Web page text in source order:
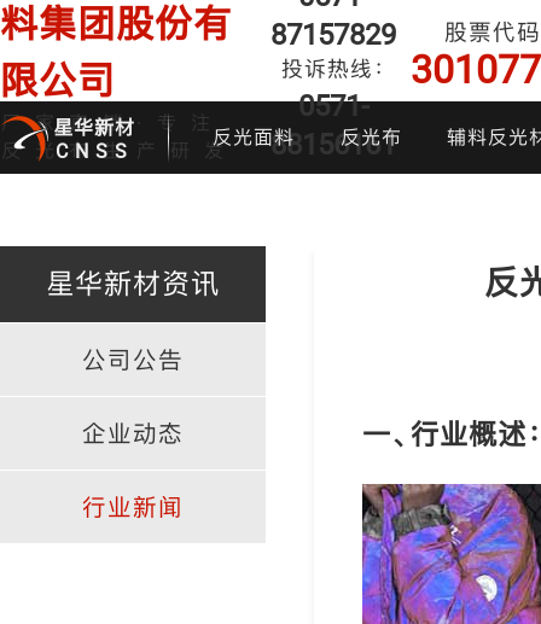
料集团股份有
限公司
厂家直销·专注
反光布生产研发
87157829
投诉热线：
0571-
88156161
股票代码
301077
星华新材
CNSS
反光面料
渐变反光面料
反光布 辅料反光
彩色反光布
星华新材资讯
公司公告
企业动态
行业新闻
反
一、行业概述